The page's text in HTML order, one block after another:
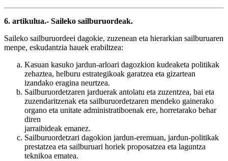
6. artikulua.- Saileko sailburuordeak.
Saileko sailburuordeei dagokie, zuzenean eta hierarkian sailburuaren
menpe, eskudantzia hauek erabiltzea:
Kasuan kasuko jardun-arloari dagozkion kudeaketa politikak
zehaztea, helburu estrategikoak garatzea eta gizartean
izandako eragina neurtzea.
Sailburuordetzaren jarduerak antolatu eta zuzentzea, bai eta
zuzendaritzenak eta sailburuordetzaren mendeko gainerako
organo eta unitate administratiboenak ere, horretarako behar
diren
jarraibideak emanez.
Sailburuordetzari dagokion jardun-eremuan, jardun-politikak
prestatzea eta sailburuari horiek proposatzea eta laguntza
teknikoa ematea.